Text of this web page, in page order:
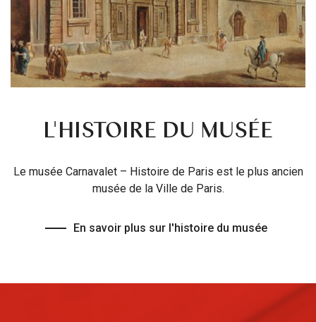
L'HISTOIRE DU MUSÉE
Le musée Carnavalet – Histoire de Paris est le plus ancien
musée de la Ville de Paris.
En savoir plus sur l'histoire du musée